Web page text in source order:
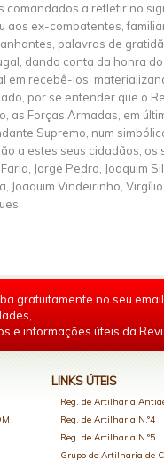
comandados a refletir no
aos ex-combatentes,
palavras de
dando conta da honra
em recebê-los,
por se entender que o
as Forças Armadas, em
Supremo, num
a estes seus cidadãos, os
Jorge Pedro, Joaquim
Joaquim Vindeirinho,
gratuitamente no seu
e informações úteis da
LINKS ÚTEIS
Reg. de Artilharia
Reg. de Artilharia N.º4
Reg. de Artilharia N.º5
Grupo de Artilharia de